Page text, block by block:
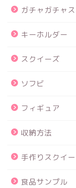
ガチャガチャ
キーホルダー
スクイーズ
ソフビ
フィギュア
収納方法
手作りスクイ
食品サンプル